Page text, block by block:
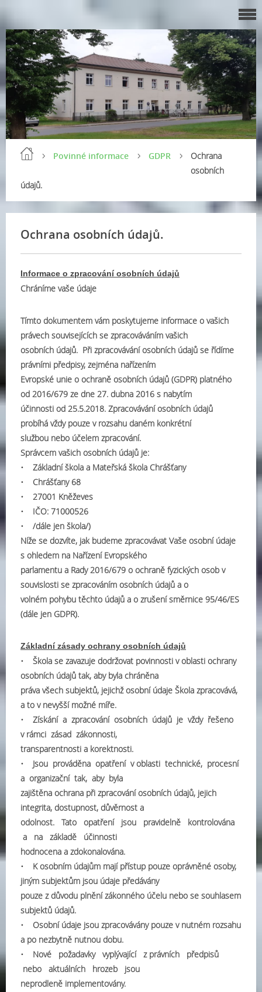
Povinné informace GDPR
Ochrana
osobních
údajů.
Ochrana osobních údajů.
Informace o zpracování osobních údajů
Chráníme vaše údaje
Tímto dokumentem vám poskytujeme informace o vašich
právech souvisejících se zpracováváním vašich
osobních údajů. Při zpracovávání osobních údajů se řídíme
právními předpisy, zejména nařízením
Evropské unie o ochraně osobních údajů (GDPR) platného
od 2016/679 ze dne 27. dubna 2016 s nabytím
účinnosti od 25.5.2018. Zpracovávání osobních údajů
probíhá vždy pouze v rozsahu daném konkrétní
službou nebo účelem zpracování.
Správcem vašich osobních údajů je:
• Základní škola a Mateřská škola Chrášťany
• Chrášťany 68
• 27001 Kněževes
• IČO: 71000526
• /dále jen škola/)
Níže se dozvíte, jak budeme zpracovávat Vaše osobní údaje
s ohledem na Nařízení Evropského
parlamentu a Rady 2016/679 o ochraně fyzických osob v
souvislosti se zpracováním osobních údajů a o
volném pohybu těchto údajů a o zrušení směrnice 95/46/ES
(dále jen GDPR).
Základní zásady ochrany osobních údajů
• Škola se zavazuje dodržovat povinnosti v oblasti ochrany
osobních údajů tak, aby byla chráněna
práva všech subjektů, jejichž osobní údaje Škola zpracovává,
a to v nevyšší možné míře.
• Získání a zpracování osobních údajů je vždy řešeno
v rámci zásad zákonnosti,
transparentnosti a korektnosti.
• Jsou prováděna opatření v oblasti technické, procesní
a organizační tak, aby byla
zajištěna ochrana při zpracování osobních údajů, jejich
integrita, dostupnost, důvěrnost a
odolnost. Tato opatření jsou pravidelně kontrolována
a na základě účinnosti
hodnocena a zdokonalována.
• K osobním údajům mají přístup pouze oprávněné osoby,
jiným subjektům jsou údaje předávány
pouze z důvodu plnění zákonného účelu nebo se souhlasem
subjektů údajů.
• Osobní údaje jsou zpracovávány pouze v nutném rozsahu
a po nezbytně nutnou dobu.
• Nové požadavky vyplývající z právních předpisů
nebo aktuálních hrozeb jsou
neprodleně implementovány.